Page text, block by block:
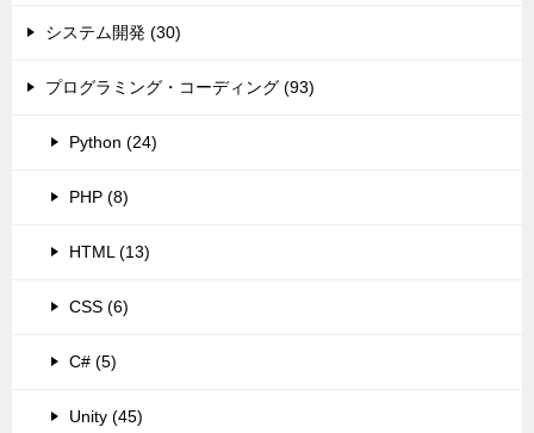
システム開発 (30)
プログラミング・コーディング (93)
Python (24)
PHP (8)
HTML (13)
CSS (6)
C# (5)
Unity (45)